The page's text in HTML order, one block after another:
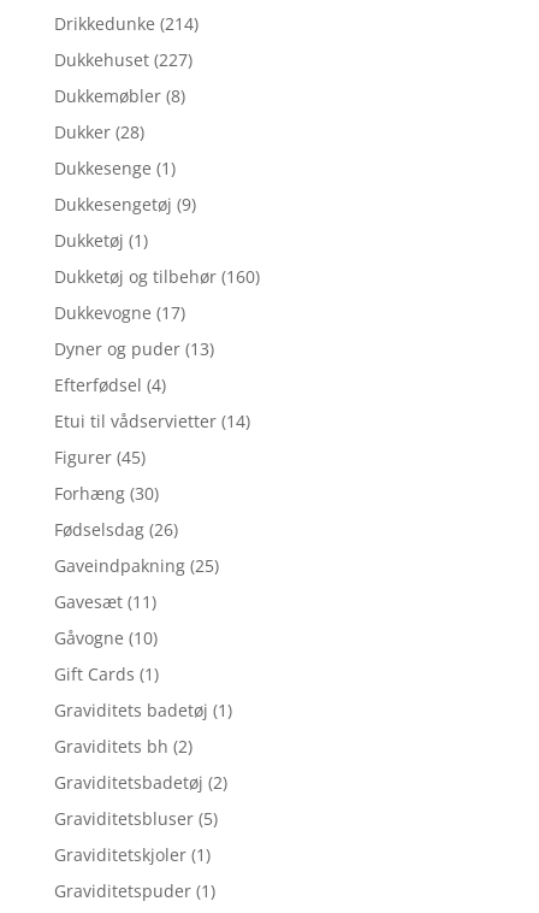
Drikkedunke (214)
Dukkehuset (227)
Dukkemøbler (8)
Dukker (28)
Dukkesenge (1)
Dukkesengetøj (9)
Dukketøj (1)
Dukketøj og tilbehør (160)
Dukkevogne (17)
Dyner og puder (13)
Efterfødsel (4)
Etui til vådservietter (14)
Figurer (45)
Forhæng (30)
Fødselsdag (26)
Gaveindpakning (25)
Gavesæt (11)
Gåvogne (10)
Gift Cards (1)
Graviditets badetøj (1)
Graviditets bh (2)
Graviditetsbadetøj (2)
Graviditetsbluser (5)
Graviditetskjoler (1)
Graviditetspuder (1)